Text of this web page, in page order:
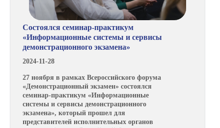
Состоялся семинар-практикум
«Информационные системы и сервисы
демонстрационного экзамена»
2024-11-28
27 ноября в рамках Всероссийского форума
«Демонстрационный экзамен» состоялся
семинар-практикум «Информационные
системы и сервисы демонстрационного
экзамена», который прошел для
представителей исполнительных органов